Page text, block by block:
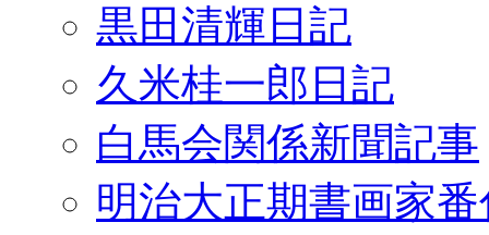
黒田清輝日記
久米桂一郎日記
白馬会関係新聞記事
明治大正期書画家